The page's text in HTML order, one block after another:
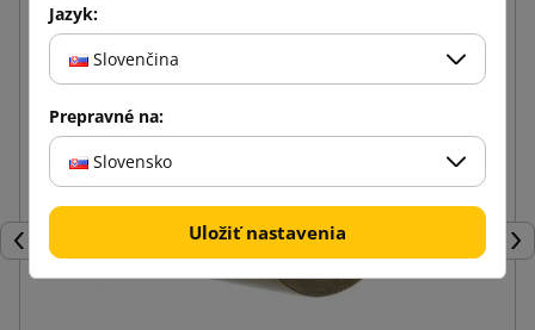
Späť
Jazyk:
Slovenčina
Prepravné na:
Slovensko
Uložiť nastavenia